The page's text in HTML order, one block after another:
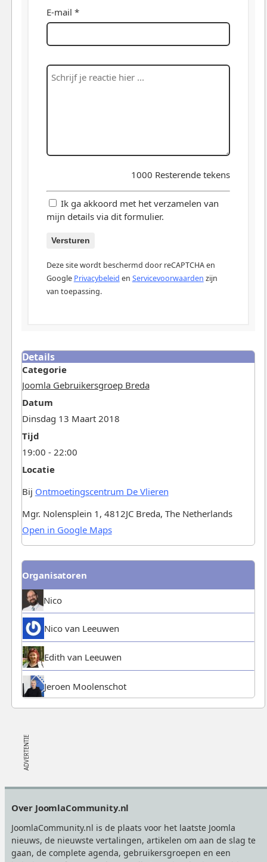
E-mail *
1000 Resterende tekens
Ik ga akkoord met het verzamelen van
mijn details via dit formulier.
Versturen
Deze site wordt beschermd door reCAPTCHA en
Google Privacybeleid en Servicevoorwaarden zijn
van toepassing.
Details
Categorie
Joomla Gebruikersgroep Breda
Datum
Dinsdag 13 Maart 2018
Tijd
19:00 - 22:00
Locatie
Bij Ontmoetingscentrum De Vlieren
Mgr. Nolensplein 1, 4812JC Breda, The Netherlands
Open in Google Maps
Organisatoren
Nico
Nico van Leeuwen
Edith van Leeuwen
Jeroen Moolenschot
Over JoomlaCommunity.nl
JoomlaCommunity.nl is de plaats voor het laatste Joomla
nieuws, de nieuwste vertalingen, artikelen om aan de slag te
gaan, de complete agenda, gebruikersgroepen en een